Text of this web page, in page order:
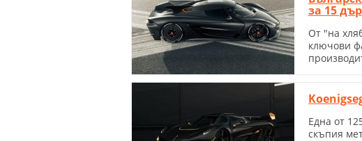
за 15
От "на
ключови
Една от
скъпия